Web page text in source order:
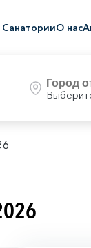
СанаторииО нас